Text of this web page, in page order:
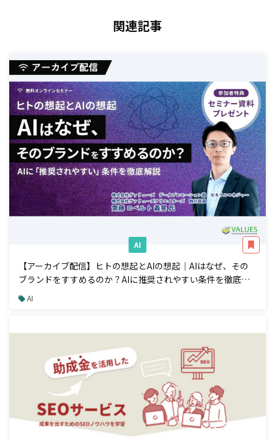
関連記事
AI
【アーカイブ配信】ヒトの想起とAIの想起｜AIはなぜ、その
ブランドをすすめるのか？AIに推奨されやすい条件を徹底解
説 AI